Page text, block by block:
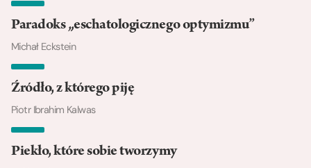
Paradoks „eschatologicznego optymizmu”
Michał Eckstein
Źródło, z którego piję
Piotr Ibrahim Kalwas
Piekło, które sobie tworzymy